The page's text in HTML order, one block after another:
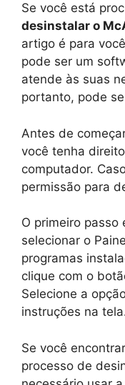
Se você está
desinstalar o
artigo é para
pode ser um
atende às suas
portanto, pode
Antes de
você tenha
computador.
permissão para
O primeiro passo
selecionar o
programas
clique com o
Selecione a
instruções na
Se você
processo de